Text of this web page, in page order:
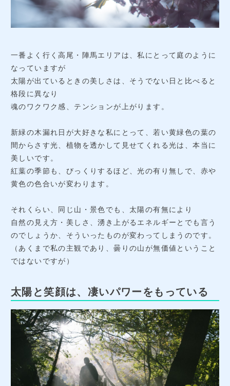
一番よく行く高尾・陣馬エリアは、私にとって庭のように
なっていますが
太陽が出ているときの美しさは、そうでない日と比べると
格段に異なり
魂のワクワク感、テンションが上がります。
新緑の木漏れ日が大好きな私にとって、若い黄緑色の葉の
間からさす光、植物を透かして見せてくれる光は、本当に
美しいです。
紅葉の季節も、びっくりするほど、光の有り無しで、赤や
黄色の色合いが変わります。
それくらい、同じ山・景色でも、太陽の有無により
自然の見え方・美しさ、湧き上がるエネルギーとでも言う
のでしょうか、そういったものが変わってしまうのです。
（あくまで私の主観であり、曇りの山が無価値ということ
ではないですが）
太陽と笑顔は、凄いパワーをもっている